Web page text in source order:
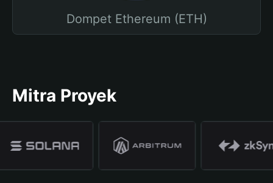
Dompet Ethereum (ETH)
Mitra Proyek